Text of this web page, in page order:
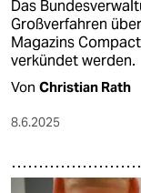
Das
Großverfahren
Magazins
verkündet werden.
Von Christian Rath
8.6.2025